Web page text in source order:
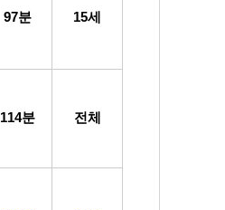
97분 15세
114분 전체